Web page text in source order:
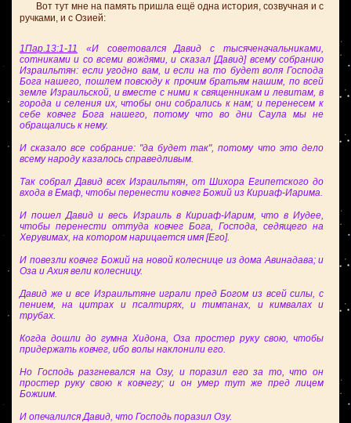
Вот тут мне на память пришла ещё одна история, созвучная и с
ручками, и с Озией:
1Пар.13:1-11 «И советовался Давид с тысяченачальниками,
сотниками и со всеми вождями, и сказал [Давид] всему собранию
Израильтян: если угодно вам, и если на то будет воля Господа
Бога нашего, пошлем повсюду к прочим братьям нашим, по всей
земле Израильской, и вместе с ними к священникам и левитам, в
города и селения их, чтобы они собрались к нам; и перенесем к
себе ковчег Бога нашего, потому что во дни Саула мы не
обращались к нему.
И сказало все собрание: "да будет так", потому что это дело
всему народу казалось справедливым.
Так собрал Давид всех Израильтян, от Шихора Египетского до
входа в Емаф, чтобы перенести ковчег Божий из Кириаф-Иарима.
И пошел Давид и весь Израиль в Кириаф-Иарим, что в Иудее,
чтобы перенести оттуда ковчег Бога, Господа, седящего на
Херувимах, на котором нарицается имя [Его].
И повезли ковчег Божий на новой колеснице из дома Авинадава; и
Оза и Ахия вели колесницу.
Давид же и все Израильтяне играли пред Богом из всей силы, с
пением, на цитрах и псалтирях, и тимпанах, и кимвалах и
трубах.
Когда дошли до гумна Хидона, Оза простер руку свою, чтобы
придержать ковчег, ибо волы наклонили его.
Но Господь разгневался на Озу, и поразил его за то, что он
простер руку свою к ковчегу; и он умер тут же пред лицем
Божиим.
И опечалился Давид, что Господь поразил Озу.